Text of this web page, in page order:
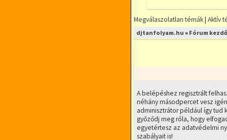
Megválaszolatlan témák| Aktív
djtanfolyam.hu » Fórum
A belépéshez regisztrált
néhány másodpercet vesz
adminisztrátor például így tud
győződj meg róla, hogy
egyetértesz az adatvédelmi
szabályait is!